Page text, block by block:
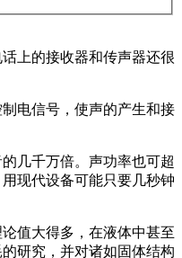
上的接收器和传声器还很
电信号，使声的产生和接
几千万倍。声功率也可超
现代设备可能只要几秒钟
值大得多，在液体中甚至
研究，并对诸如固体结构